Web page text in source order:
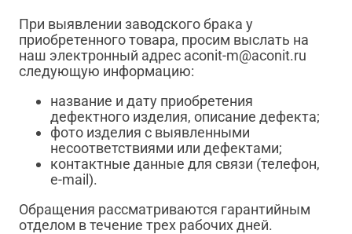
При выявлении заводского брака у
приобретенного товара, просим выслать на
наш электронный адрес aconit-m@aconit.ru
следующую информацию:
название и дату приобретения
дефектного изделия, описание дефекта;
фото изделия с выявленными
несоответствиями или дефектами;
контактные данные для связи (телефон,
e-mail).
Обращения рассматриваются гарантийным
отделом в течение трех рабочих дней.